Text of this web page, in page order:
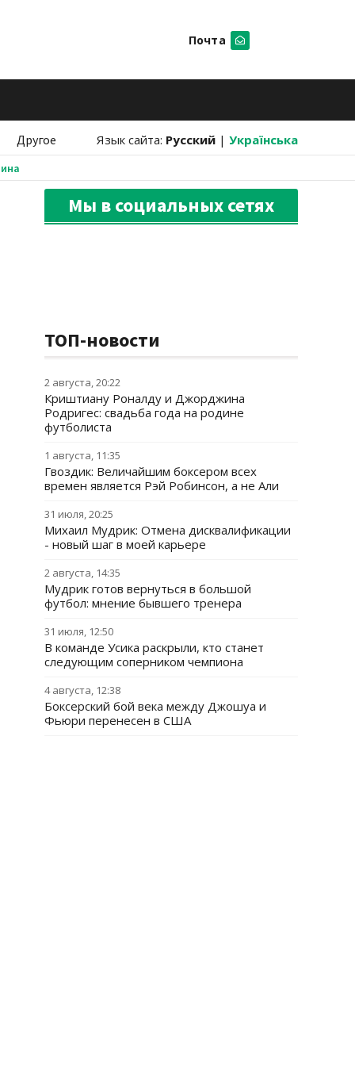
Почта
Другое Язык сайта: Русский | Українська
Мы в социальных сетях
ТОП-новости
2 августа, 20:22
Криштиану Роналду и Джорджина
Родригес: свадьба года на родине
футболиста
1 августа, 11:35
Гвоздик: Величайшим боксером всех
времен является Рэй Робинсон, а не Али
31 июля, 20:25
Михаил Мудрик: Отмена дисквалификации
- новый шаг в моей карьере
2 августа, 14:35
Мудрик готов вернуться в большой
футбол: мнение бывшего тренера
31 июля, 12:50
В команде Усика раскрыли, кто станет
следующим соперником чемпиона
4 августа, 12:38
Боксерский бой века между Джошуа и
Фьюри перенесен в США